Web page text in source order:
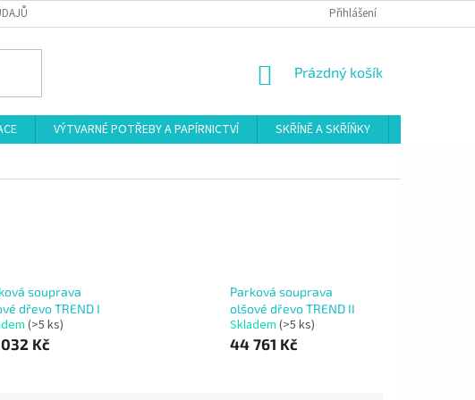
Přihlášení
NÁKUPNÍ
Prázdný košík
VÝTVARNÉ POTŘEBY A PAPÍRNICTVÍ SKŘÍNĚ A SKŘÍŇKY
souprava
dřevo TREND I
(>5 ks)
Kč
Parková souprava
olšové dřevo TREND II
Skladem (>5 ks)
44 761 Kč